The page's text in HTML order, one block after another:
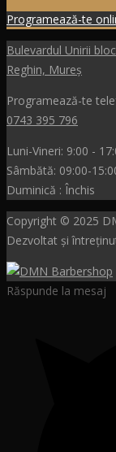
Programează-te
Bulevardul Unirii
Reghin, Mureș
Programează-te
0743 395 796
Luni-Vineri: 9:00 -
Sâmbătă: 09:00-
Duminică : Închis
Copyright © 2025
Dezvoltat și
Răspunde la mesaj